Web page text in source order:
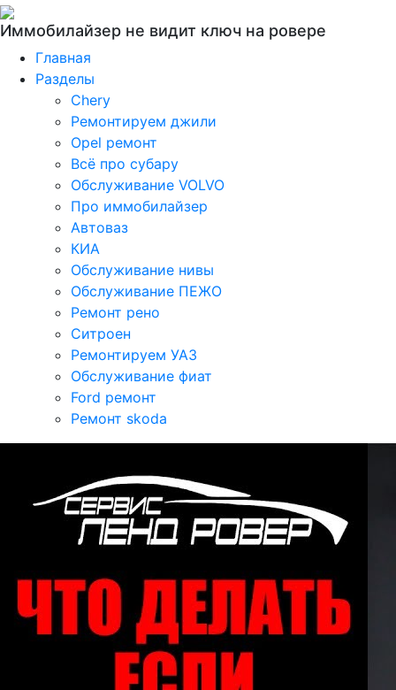
Иммобилайзер не видит ключ на ровере
Главная
Разделы
Chery
Ремонтируем джили
Opel ремонт
Всё про субару
Обслуживание VOLVO
Про иммобилайзер
Автоваз
КИА
Обслуживание нивы
Обслуживание ПЕЖО
Ремонт рено
Ситроен
Ремонтируем УАЗ
Обслуживание фиат
Ford ремонт
Ремонт skoda